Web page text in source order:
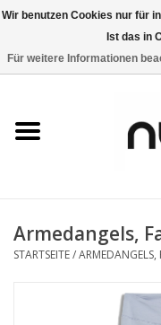
Damen
Accessoires
Armedangels,
STARTSEITE/
Wir benutzen Cookies nur für
Ist das in
Für weitere Informationen